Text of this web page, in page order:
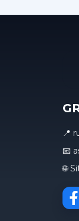
📍
📧
🌐